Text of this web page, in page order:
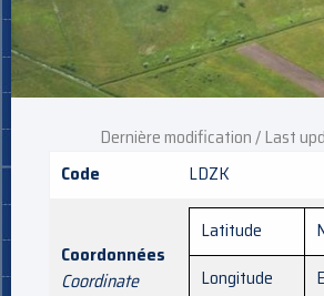
Dernière modification / Last
Code
LDZK
Coordonnées
Coordinate
Latitude
Longitude